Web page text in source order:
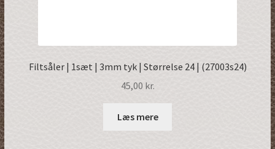
Filtsåler | 1sæt | 3mm tyk | Størrelse 24 | (27003s24)
45,00 kr.
Læs mere